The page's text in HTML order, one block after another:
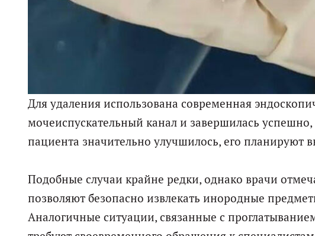
Для удаления использована современная
мочеиспускательный канал и завершилась
пациента значительно улучшилось, его планируют
Подобные случаи крайне редки, однако врачи
позволяют безопасно извлекать инородные
Аналогичные ситуации, связанные с